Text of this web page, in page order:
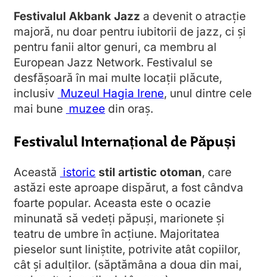
Festivalul Akbank Jazz a devenit o atracție
majoră, nu doar pentru iubitorii de jazz, ci și
pentru fanii altor genuri, ca membru al
European Jazz Network. Festivalul se
desfășoară în mai multe locații plăcute,
inclusiv Muzeul Hagia Irene, unul dintre cele
mai bune muzee din oraș.
Festivalul Internațional de Păpuși
Această istoric stil artistic otoman, care
astăzi este aproape dispărut, a fost cândva
foarte popular. Aceasta este o ocazie
minunată să vedeți păpuși, marionete și
teatru de umbre în acțiune. Majoritatea
pieselor sunt liniștite, potrivite atât copiilor,
cât și adulților. (săptămâna a doua din mai,